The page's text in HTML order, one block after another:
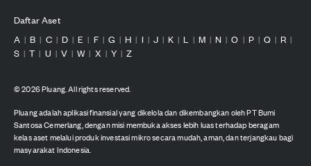
Daftar Aset
A | B | C | D | E | F | G | H | I | J | K | L | M | N | O | P | Q | R |
S | T | U | V | W | X | Y | Z
©2026Pluang. All rights reserved.
Pluang adalah aplikasi finansial yang dikelola dan dikembangkan oleh PT Bumi
Santosa Cemerlang, dengan misi membuka akses lebih luas terhadap beragam
kelas aset melalui produk investasi mikro secara mudah, aman, dan terjangkau bagi
masyarakat Indonesia.